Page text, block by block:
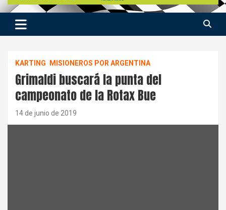
KARTING MISIONEROS POR ARGENTINA
Grimaldi buscará la punta del
campeonato de la Rotax Bue
14 de junio de 2019